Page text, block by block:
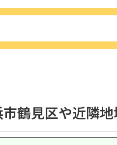
鶴見区や近隣